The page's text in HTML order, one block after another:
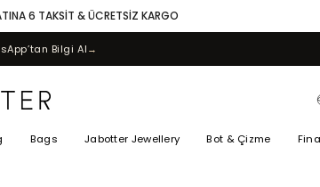
6 TAKSİT & ÜCRETSİZ KARGO
Bilgi Al→
Bags Jabotter Jewellery Bot & Çizme